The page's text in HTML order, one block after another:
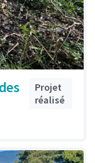
Projet
réalisé